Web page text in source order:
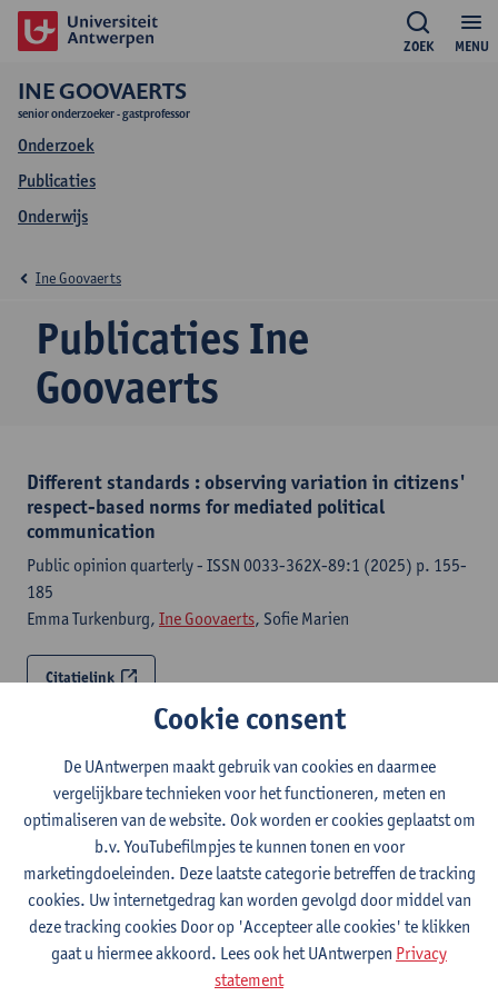
MENU
ZOEK
INE GOOVAERTS
senior onderzoeker - gastprofessor
Onderzoek
Publicaties
Onderwijs
Publicaties Ine
Goovaerts
Ine Goovaerts
Different standards : observing variation in citizens'
respect-based norms for mediated political
communication
Public opinion quarterly - ISSN 0033-362X-89:1 (2025) p. 155-
185
Emma Turkenburg, Ine Goovaerts, Sofie Marien
Citatielink
respect-based norms for mediated political
communication
OFS
Emma Turkenburg,Ine Goovaerts , Sofie Marien
Citatielink
Stemtest 2024 / Test Electoral 2024
Cookie consent
De UAntwerpen maakt gebruik van cookies en daarmee
vergelijkbare technieken voor het functioneren, meten en
optimaliseren van de website. Ook worden er cookies geplaatst om
b.v. YouTubefilmpjes te kunnen tonen en voor
marketingdoeleinden. Deze laatste categorie betreffen de tracking
cookies. Uw internetgedrag kan worden gevolgd door middel van
deze tracking cookies Door op 'Accepteer alle cookies' te klikken
gaat u hiermee akkoord. Lees ook het UAntwerpen Privacy
statement